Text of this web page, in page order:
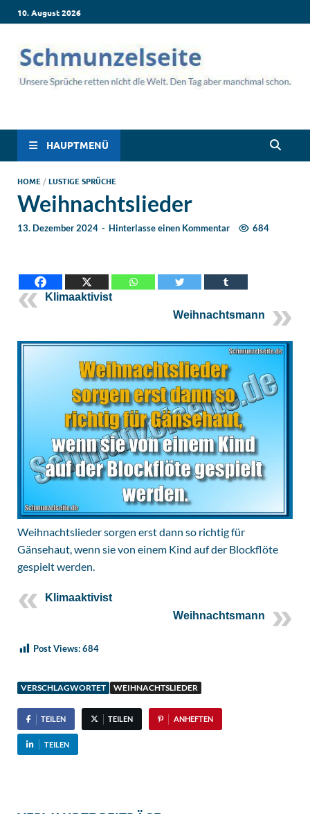
10. August 2026
Schmunzelseite –
lustige Sprüche,
schwarzer Humor &
Videos
jede Situation: Leben, Job, Liebe, Geburtstag & mehr. Schmunzeln
ist hier garantiert!
HAUPTMENÜ
HOME /LUSTIGE SPRÜCHE
Weihnachtslieder
13. Dezember 2024 - Hinterlasse einen Kommentar 684
Klimaaktivist
Weihnachtsmann
Weihnachtslieder sorgen erst dann so richtig für
Gänsehaut, wenn sie von einem Kind auf der Blockflöte
gespielt werden.
Klimaaktivist
Weihnachtsmann
Post Views:684
VERSCHLAGWORTET WEIHNACHTSLIEDER
TEILEN TEILEN ANHEFTEN
TEILEN